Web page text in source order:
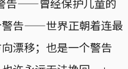
警告——世界正朝着连最
漂移；也是一个警告